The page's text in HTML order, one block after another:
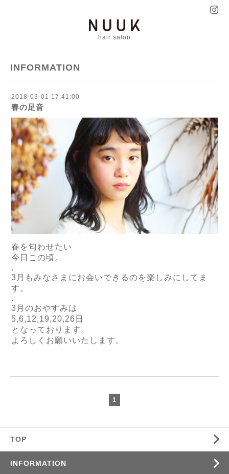
hair salon
INFORMATION
2018-03-01 17:41:00
春の足音
春を匂わせたい
今日この頃。
.
3月もみなさまにお会いできるのを楽しみにしてま
す。
.
3月のおやすみは
5,6,12,19,20,26日
となっております。
よろしくお願いいたします。
1
TOP
INFORMATION